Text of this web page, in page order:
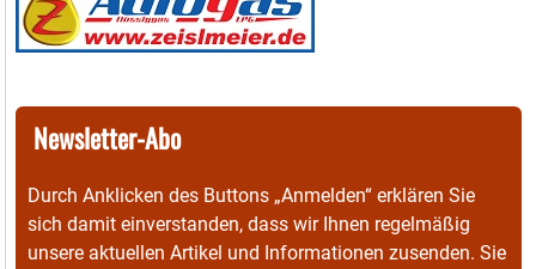
Newsletter-Abo
Durch Anklicken des Buttons „Anmelden“ erklären Sie
sich damit einverstanden, dass wir Ihnen regelmäßig
unsere aktuellen Artikel und Informationen zusenden. Sie